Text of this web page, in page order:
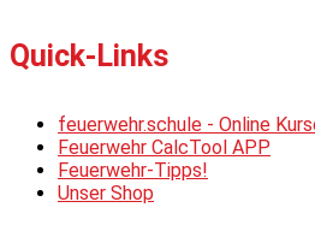
Quick-Links
feuerwehr.schule - Online
Feuerwehr CalcTool APP
Feuerwehr-Tipps!
Unser Shop